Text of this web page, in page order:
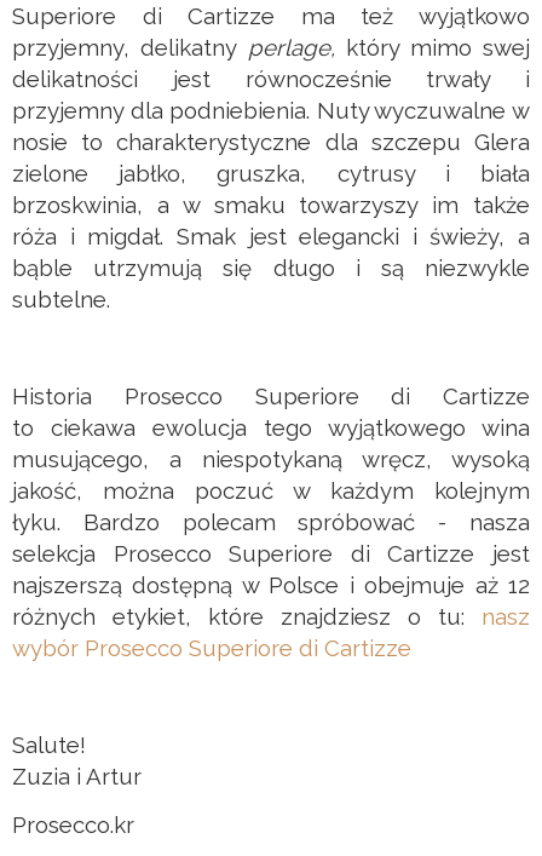
Superiore di Cartizze ma też wyjątkowo
przyjemny, delikatny perlage, który mimo swej
delikatności jest równocześnie trwały i
przyjemny dla podniebienia. Nuty wyczuwalne w
nosie to charakterystyczne dla szczepu Glera
zielone jabłko, gruszka, cytrusy i biała
brzoskwinia, a w smaku towarzyszy im także
róża i migdał. Smak jest elegancki i świeży, a
bąble utrzymują się długo i są niezwykle
subtelne.
Historia Prosecco Superiore di Cartizze
to ciekawa ewolucja tego wyjątkowego wina
musującego, a niespotykaną wręcz, wysoką
jakość, można poczuć w każdym kolejnym
łyku. Bardzo polecam spróbować - nasza
selekcja Prosecco Superiore di Cartizze jest
najszerszą dostępną w Polsce i obejmuje aż 12
różnych etykiet, które znajdziesz o tu: nasz
wybór Prosecco Superiore di Cartizze
Salute!
Zuzia i Artur
Prosecco.kr